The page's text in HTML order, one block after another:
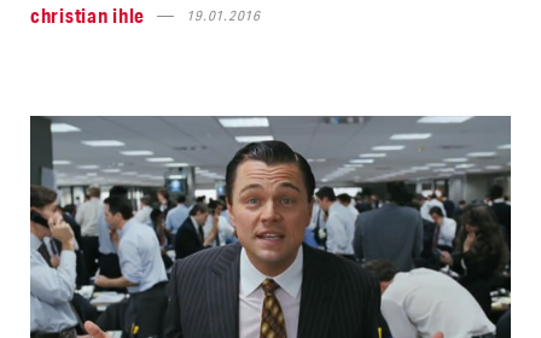
christian ihle
19.01.2016